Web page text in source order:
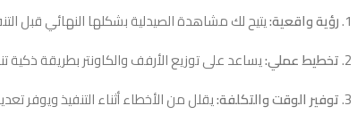
رؤية واقعية:يتيح لك مشاهدة الصيدلية بشكلها النهائي قبل
تخطيط عملي:يساعد على توزيع الأرفف والكاونتر بطريقة
توفير الوقت والتكلفة:يقلل من الأخطاء أثناء التنفيذ ويوفر